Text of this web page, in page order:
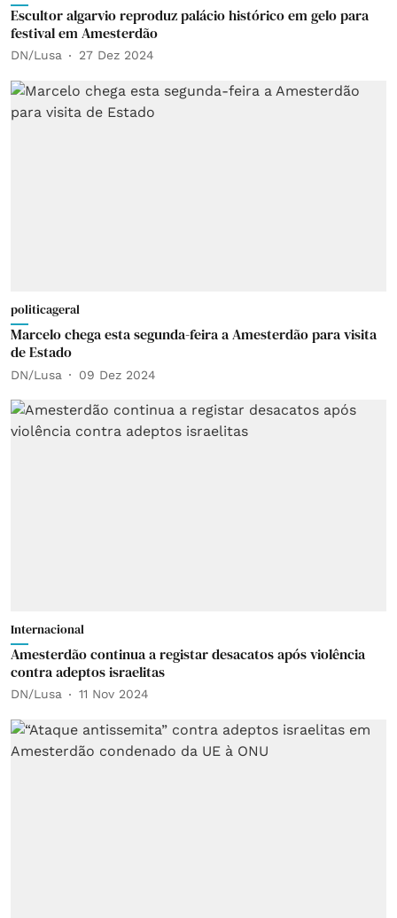
Escultor algarvio reproduz palácio histórico em gelo para
festival em Amesterdão
DN/Lusa 27 Dez 2024
politicageral
Marcelo chega esta segunda-feira a Amesterdão para visita
de Estado
DN/Lusa 09 Dez 2024
Internacional
Amesterdão continua a registar desacatos após violência
contra adeptos israelitas
DN/Lusa 11 Nov 2024